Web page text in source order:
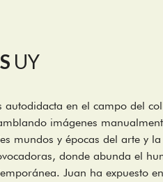
UY
autodidacta en el campo del
imágenes
mundos y épocas del arte y
donde abunda el
Juan ha expuesto